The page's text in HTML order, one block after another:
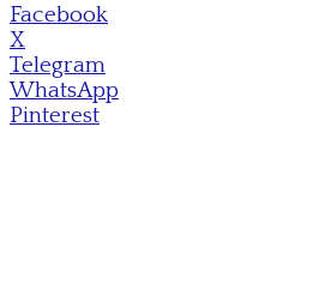
Facebook
X
Telegram
WhatsApp
Pinterest